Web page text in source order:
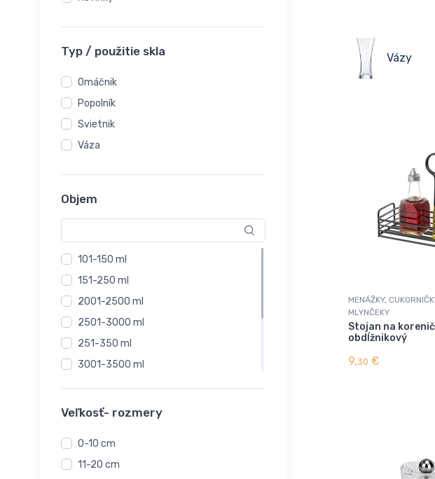
Typ / použitie skla
Omáčnik
Popolník
Svietnik
Váza
Objem
101-150 ml
151-250 ml
2001-2500 ml
2501-3000 ml
251-350 ml
3001-3500 ml
351-450 ml
4500 - 5000 ml
51-100 ml
Veľkosť- rozmery
0-10 cm
11-20 cm
Vázy
MENÁŽKY,
MLYNČEKY
Stojan na
obdĺžnikový
9,30 €